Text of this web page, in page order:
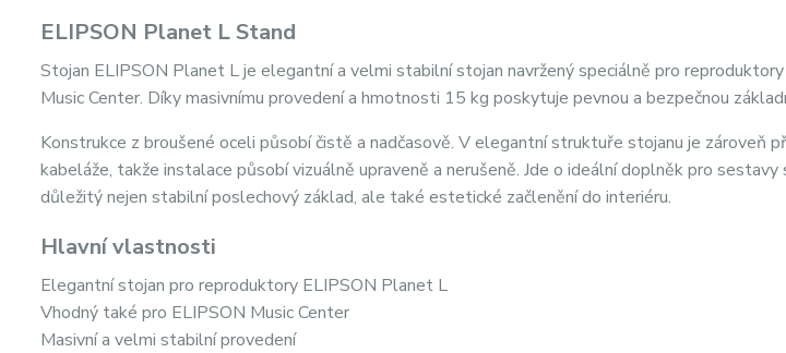
ELIPSON Planet L Stand
Stojan ELIPSON Planet L je elegantní a velmi stabilní stojan navržený speciálně pro
Music Center. Díky masivnímu provedení a hmotnosti 15 kg poskytuje pevnou a bezpečnou
Konstrukce z broušené oceli působí čistě a nadčasově. V elegantní struktuře stojanu je zároveň
kabeláže, takže instalace působí vizuálně upraveně a nerušeně. Jde o ideální doplněk pro
důležitý nejen stabilní poslechový základ, ale také estetické začlenění do interiéru.
Hlavní vlastnosti
Elegantní stojan pro reproduktory ELIPSON Planet L
Vhodný také pro ELIPSON Music Center
Masivní a velmi stabilní provedení